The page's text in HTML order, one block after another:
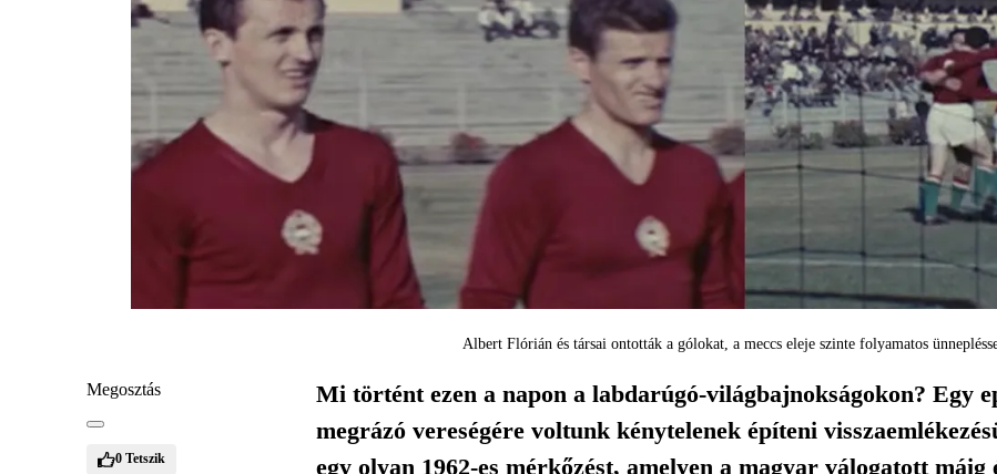
Albert Flórián és társai ontották a gólokat, a meccs eleje szinte folyamatos
Megosztás
0 Tetszik
Mi történt ezen a napon a labdarúgó-világbajnokságokon? Egy
megrázó vereségére voltunk kénytelenek építeni
egy olyan 1962-es mérkőzést, amelyen a magyar válogatott